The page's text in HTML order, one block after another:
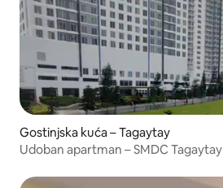
Gostinjska kuća – Tagaytay
Udoban apartman – SMDC Tagaytay